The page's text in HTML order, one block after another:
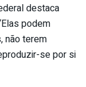
destaca
podem
não terem
se por si